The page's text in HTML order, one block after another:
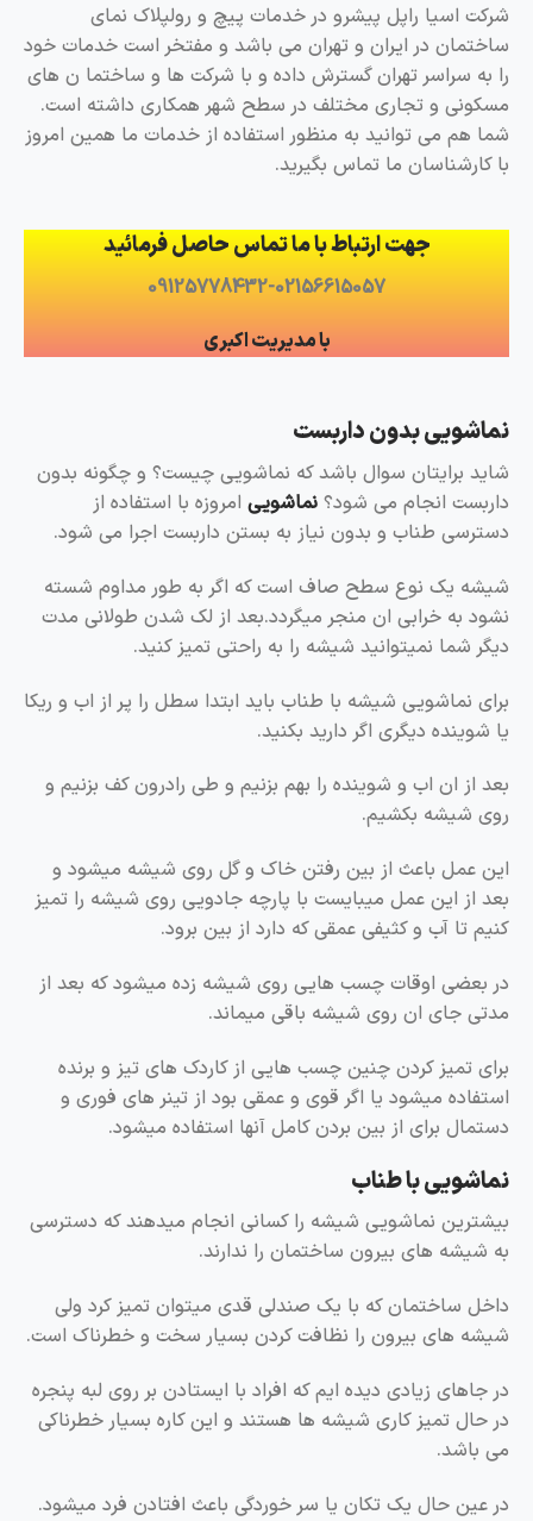
شرکت اسیا راپل پیشرو در خدمات پیچ و رولپلاک نمای
ساختمان در ایران و تهران می باشد و مفتخر است خدمات خود
را به سراسر تهران گسترش داده و با شرکت ها و ساختما ن های
مسکونی و تجاری مختلف در سطح شهر همکاری داشته است.
شما هم می توانید به منظور استفاده از خدمات ما همین امروز
با کارشناسان ما تماس بگیرید.
جهت ارتباط با ما تماس حاصل فرمائید
09125778432-02156615057
با مدیریت اکبری
نماشویی بدون داربست
شاید برایتان سوال باشد که نماشویی چیست؟ و چگونه بدون
داربست انجام می شود؟ نماشویی امروزه با استفاده از
دسترسی طناب و بدون نیاز به بستن داربست اجرا می شود.
شیشه یک نوع سطح صاف است که اگر به طور مداوم شسته
نشود به خرابی ان منجر میگردد.بعد از لک شدن طولانی مدت
دیگر شما نمیتوانید شیشه را به راحتی تمیز کنید.
برای نماشویی شیشه با طناب باید ابتدا سطل را پر از اب و ریکا
یا شوینده دیگری اگر دارید بکنید.
بعد از ان اب و شوینده را بهم بزنیم و طی رادرون کف بزنیم و
روی شیشه بکشیم.
این عمل باعث از بین رفتن خاک و گل روی شیشه میشود و
بعد از این عمل میبایست با پارچه جادویی روی شیشه را تمیز
کنیم تا آب و کثیفی عمقی که دارد از بین برود.
در بعضی اوقات چسب هایی روی شیشه زده میشود که بعد از
مدتی جای ان روی شیشه باقی میماند.
برای تمیز کردن چنین چسب هایی از کاردک های تیز و برنده
استفاده میشود یا اگر قوی و عمقی بود از تینر های فوری و
دستمال برای از بین بردن کامل آنها استفاده میشود.
نماشویی با طناب
بیشترین نماشویی شیشه را کسانی انجام میدهند که دسترسی
به شیشه های بیرون ساختمان را ندارند.
داخل ساختمان که با یک صندلی قدی میتوان تمیز کرد ولی
شیشه های بیرون را نظافت کردن بسیار سخت و خطرناک است.
در جاهای زیادی دیده ایم که افراد با ایستادن بر روی لبه پنجره
در حال تمیز کاری شیشه ها هستند و این کاره بسیار خطرناکی
می باشد.
در عین حال یک تکان یا سر خوردگی باعث افتادن فرد میشود.